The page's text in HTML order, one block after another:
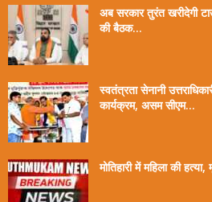
अब सरकार तुरंत खरीदेगी
की बैठक...
स्वतंत्रता सेनानी
कार्यक्रम, असम सीएम...
मोतिहारी में महिला की